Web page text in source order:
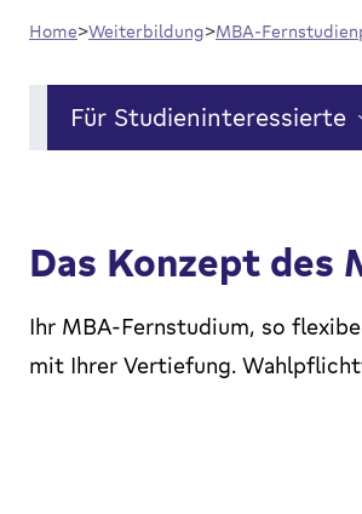
Home Weiterbildung MBA-
Für Studieninteressierte
Das Konzept des
Ihr MBA-Fernstudium, so
mit Ihrer Vertiefung.